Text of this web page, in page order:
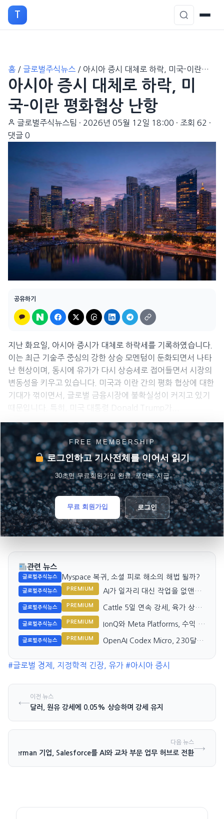
T
홈 / 글로벌주식뉴스 / 아시아 증시 대체로 하락, 미국-이란…
아시아 증시 대체로 하락, 미
국-이란 평화협상 난항
글로벌주식뉴스팀 · 2026년 05월 12일 18:00 · 조회 62 ·
댓글 0
공유하기
지난 화요일, 아시아 증시가 대체로 하락세를 기록하였습니다.
이는 최근 기술주 중심의 강한 상승 모멘텀이 둔화되면서 나타
난 현상이며, 동시에 유가가 다시 상승세로 접어들면서 시장의
변동성을 키우고 있습니다. 미국과 이란 간의 평화 협상에 대한
기대가 꺾이면서, 글로벌 금융시장에 불확실성이 커지고 있기
때문입니다. 특히, 미국 대통령 Donald Trump가...
FREE MEMBERSHIP
로그인하고 기사전체를 이어서 읽기
30초면 무료회원가입 완료, 포인트 지급
무료 회원가입 로그인
관련 뉴스
글로벌주식뉴스 Myspace 복귀, 소셜 피로 해소의 해법 될까?
글로벌주식뉴스 PREMIUM
AI가 일자리 대신 작업을 없앤다:
글로벌주식뉴스 PREMIUM
Cattle 5일 연속 강세, 육가 상승
글로벌주식뉴스 PREMIUM
IonQ와 Meta Platforms, 수익 성
글로벌주식뉴스 PREMIUM
OpenAI Codex Micro, 230달러
#글로벌 경제, 지정학적 긴장, 유가 #아시아 증시
←이전 뉴스
달러, 원유 강세에 0.05% 상승하며 강세 유지
다음 뉴스
German 기업, Salesforce를 AI와 교차 부문 업무 허브로 전환→